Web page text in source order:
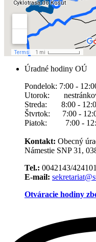
Úradné hodiny OÚ
Pondelok: 7:00 -
Utorok:
Streda: 8:00 -
Štvrtok: 7:00 -
Piatok: 7:00 -
Kontakt: Obecný
Námestie SNP 31,
Tel.: 0042143/
E-mail:
Otváracie hodiny